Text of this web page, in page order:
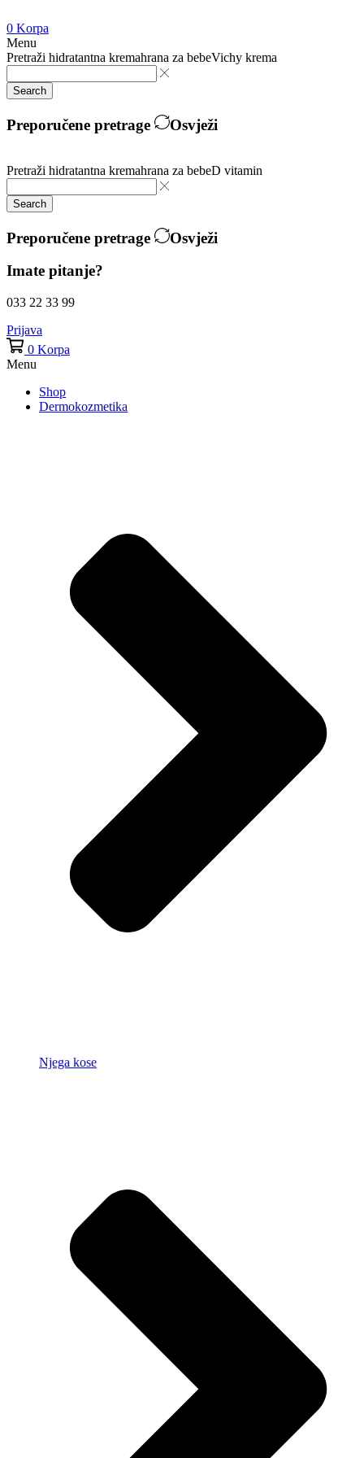
0 Korpa
Menu
Pretraži hidratantna kremahrana za bebeVichy krema
Search
Preporučene pretrage Osvježi
Pretraži hidratantna kremahrana za bebeD vitamin
Search
Preporučene pretrage
Osvježi
Imate pitanje?
033 22 33 99
Prijava
0 Korpa
Menu
Shop
Dermokozmetika
Njega kose